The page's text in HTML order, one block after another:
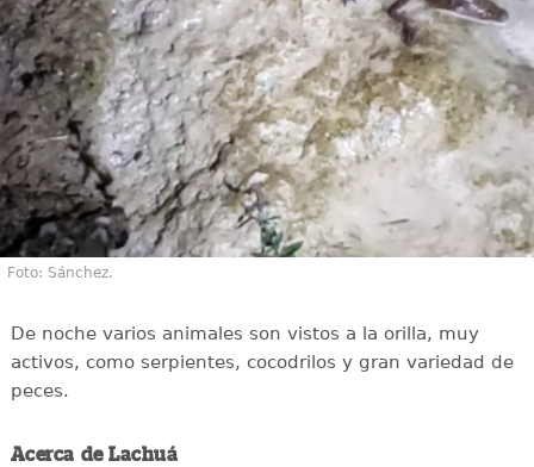
Foto: Sánchez.
De noche varios animales son vistos a la orilla, muy
activos, como serpientes, cocodrilos y gran variedad de
peces.
Acerca de Lachuá